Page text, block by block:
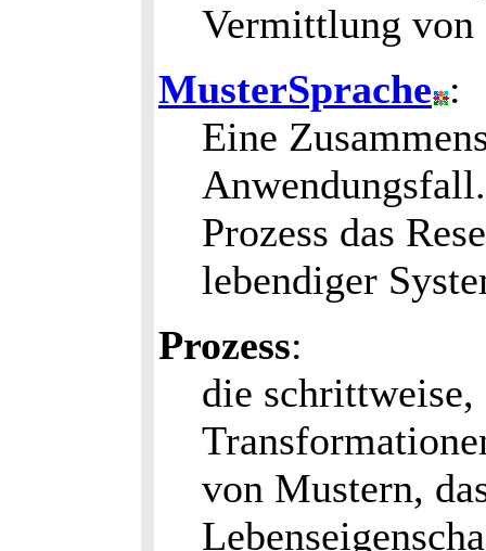
Vermittlung von
MusterSprache :
Eine
Prozess das
lebendiger
Prozess:
die
von Mustern,